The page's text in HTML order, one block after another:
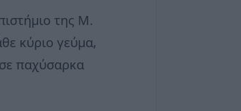
της Μ.
κύριο γεύμα,
παχύσαρκα